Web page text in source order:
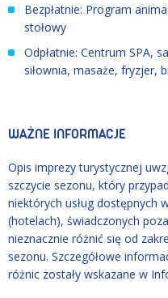
Bezpłatnie: Program
stołowy
Odpłatnie: Centrum SPA,
siłownia, masaże, fryzjer,
WAŻNE INFORMACJE
Opis imprezy turystycznej
szczycie sezonu, który
niektórych usług dostępnych
(hotelach), świadczonych
nieznacznie różnić się od
sezonu. Szczegółowe
różnic zostały wskazane w